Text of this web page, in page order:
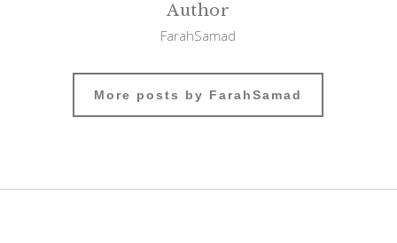
Author
FarahSamad
More posts by FarahSamad